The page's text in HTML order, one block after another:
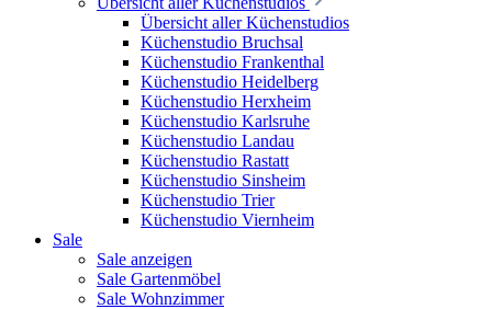
Übersicht aller Küchenstudios
Küchenstudio Bruchsal
Küchenstudio Frankenthal
Küchenstudio Heidelberg
Küchenstudio Herxheim
Küchenstudio Karlsruhe
Küchenstudio Landau
Küchenstudio Rastatt
Küchenstudio Sinsheim
Küchenstudio Trier
Küchenstudio Viernheim
Sale
Sale anzeigen
Sale Gartenmöbel
Sale Wohnzimmer